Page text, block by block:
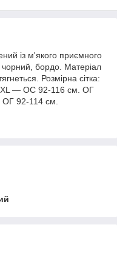
із м'якого приємного
чорний, бордо. Матеріал
Розмірна сітка:
— ОС 92-116 см. ОГ
92-114 см.